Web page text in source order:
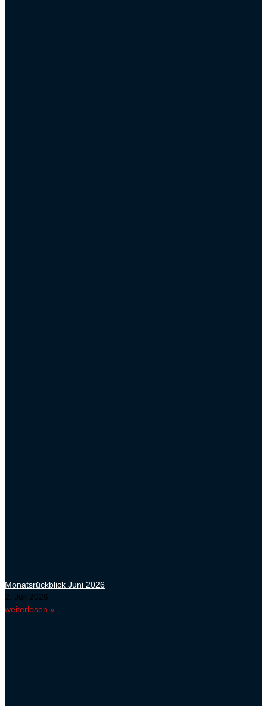
Monatsrückblick Juni 2026
2. Juli 2026
weiterlesen »